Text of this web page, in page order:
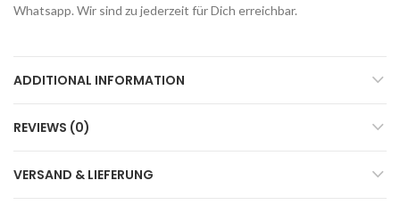
Whatsapp. Wir sind zu jederzeit für Dich erreichbar.
ADDITIONAL INFORMATION
REVIEWS (0)
VERSAND & LIEFERUNG